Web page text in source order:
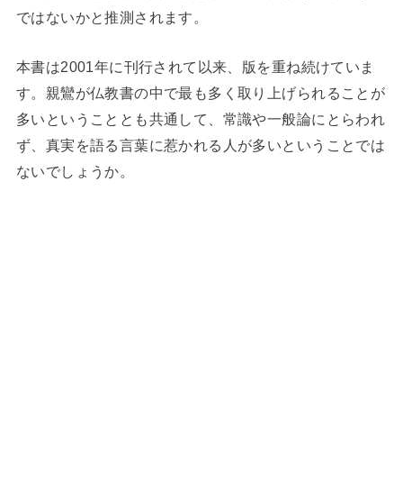
ではないかと推測されます。
本書は2001年に刊行されて以来、版を重ね続けていま
す。親鸞が仏教書の中で最も多く取り上げられることが
多いということとも共通して、常識や一般論にとらわれ
ず、真実を語る言葉に惹かれる人が多いということでは
ないでしょうか。